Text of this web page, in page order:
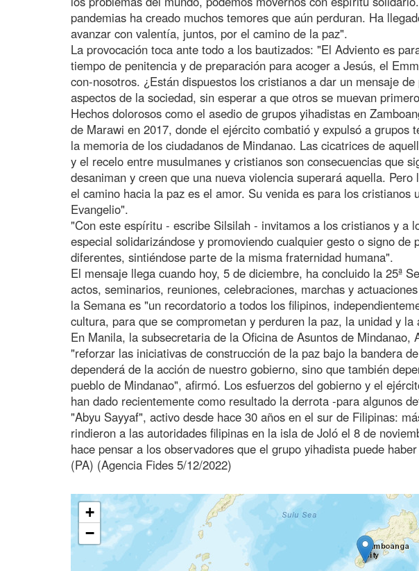
pandemias ha creado muchos temores que aún perduran. Ha
avanzar con valentía, juntos, por el camino de la paz".
La provocación toca ante todo a los bautizados: "El Adviento es
tiempo de penitencia y de preparación para acoger a Jesús, el
con-nosotros. ¿Están dispuestos los cristianos a dar un mensaje
aspectos de la sociedad, sin esperar a que otros se muevan
Hechos dolorosos como el asedio de grupos yihadistas en
de Marawi en 2017, donde el ejército combatió y expulsó a grupos
la memoria de los ciudadanos de Mindanao. Las cicatrices de
y el recelo entre musulmanes y cristianos son consecuencias que
desaniman y creen que una nueva violencia superará aquella.
el camino hacia la paz es el amor. Su venida es para los cristianos
Evangelio".
"Con este espíritu - escribe Silsilah - invitamos a los cristianos y a
especial solidarizándose y promoviendo cualquier gesto o signo de
diferentes, sintiéndose parte de la misma fraternidad humana".
El mensaje llega cuando hoy, 5 de diciembre, ha concluido la 25ª
actos, seminarios, reuniones, celebraciones, marchas y
la Semana es "un recordatorio a todos los filipinos,
cultura, para que se comprometan y perduren la paz, la unidad y la
En Manila, la subsecretaria de la Oficina de Asuntos de Mindanao,
"reforzar las iniciativas de construcción de la paz bajo la bandera
dependerá de la acción de nuestro gobierno, sino que también
pueblo de Mindanao", afirmó. Los esfuerzos del gobierno y el
han dado recientemente como resultado la derrota -para algunos
"Abyu Sayyaf", activo desde hace 30 años en el sur de Filipinas:
rindieron a las autoridades filipinas en la isla de Joló el 8 de
hace pensar a los observadores que el grupo yihadista puede
(PA) (Agencia Fides 5/12/2022)
+
−